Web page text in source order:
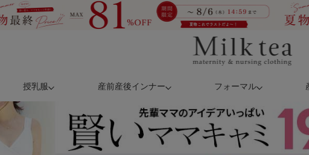
授乳服 産前産後インナー フォーマル